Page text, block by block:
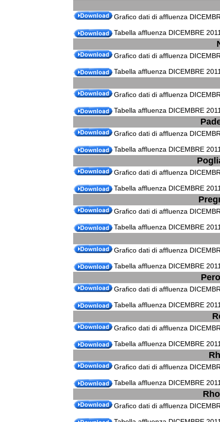
Grafico dati di affluenza
Tabella affluenza DICEMBRE
Grafico dati di affluenza
Tabella affluenza DICEMBRE
Grafico dati di affluenza
Tabella affluenza DICEMBRE
Grafico dati di affluenza
Tabella affluenza DICEMBRE
Grafico dati di affluenza
Tabella affluenza DICEMBRE
Grafico dati di affluenza
Tabella affluenza DICEMBRE
Grafico dati di affluenza
Tabella affluenza DICEMBRE
Grafico dati di affluenza
Tabella affluenza DICEMBRE
Grafico dati di affluenza
Tabella affluenza DICEMBRE
Grafico dati di affluenza
Tabella affluenza DICEMBRE
Grafico dati di affluenza